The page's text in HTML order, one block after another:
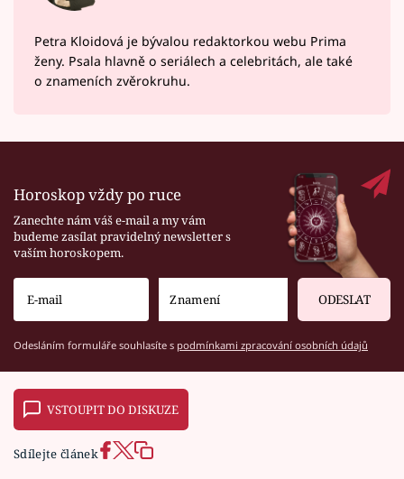
Petra Kloidová je bývalou redaktorkou webu Prima
ženy. Psala hlavně o seriálech a celebritách, ale také
o znameních zvěrokruhu.
Horoskop vždy po ruce
Zanechte nám váš e-mail a my vám
budeme zasílat pravidelný newsletter s
vaším horoskopem.
ODESLAT
Odesláním formuláře souhlasíte s podmínkami zpracování osobních údajů
VSTOUPIT DO DISKUZE
Sdílejte článek